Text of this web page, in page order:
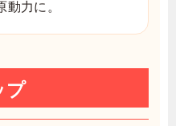
力に。
プ